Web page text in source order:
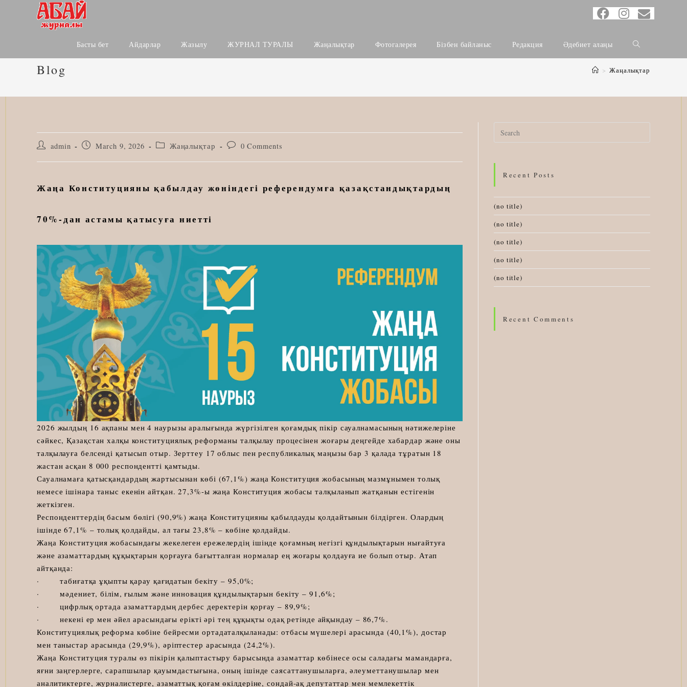
Басты бет
Айдарлар Жазылу ЖУРНАЛ ТУРАЛЫ Жаңалықтар Фотогалерея Бізбен байланыс Редакция Әдебиет алаңы
Blog > Жаңалықтар
Post admin
Post March 9, 2026
Post Жаңалықтар
Post 0 Comments
Жаңа Конституцияны қабылдау жөніндегі референдумға қазақстандықтардың
70%-дан астамы қатысуға ниетті
2026 жылдың 16 ақпаны мен 4 наурызы аралығында жүргізілген қоғамдық пікір сауалнамасының нәтижелеріне
сәйкес, Қазақстан халқы конституциялық реформаны талқылау процесінен жоғары деңгейде хабардар және оны
талқылауға белсенді қатысып отыр. Зерттеу 17 облыс пен республикалық маңызы бар 3 қалада тұратын 18
жастан асқан 8 000 респондентті қамтыды.
Сауалнамаға қатысқандардың жартысынан көбі (67,1%) жаңа Конституция жобасының мазмұнымен толық
немесе ішінара таныс екенін айтқан. 27,3%-ы жаңа Конституция жобасы талқыланып жатқанын естігенін
жеткізген.
Респонденттердің басым бөлігі (90,9%) жаңа Конституцияны қабылдауды қолдайтынын білдірген. Олардың
ішінде 67,1% – толық қолдайды, ал тағы 23,8% – көбіне қолдайды.
Жаңа Конституция жобасындағы жекелеген ережелердің ішінде қоғамның негізгі құндылықтарын нығайтуға
және азаматтардың құқықтарын қорғауға бағытталған нормалар ең жоғары қолдауға ие болып отыр. Атап
айтқанда:
· табиғатқа ұқыпты қарау қағидатын бекіту – 95,0%;
· мәдениет, білім, ғылым және инновация құндылықтарын бекіту – 91,6%;
· цифрлық ортада азаматтардың дербес деректерін қорғау – 89,9%;
· некені ер мен әйел арасындағы ерікті әрі тең құқықты одақ ретінде айқындау – 86,7%.
Конституциялық реформа көбіне бейресми ортадаталқыланады: отбасы мүшелері арасында (40,1%), достар
мен таныстар арасында (29,9%), әріптестер арасында (24,2%).
Жаңа Конституция туралы өз пікірін қалыптастыру барысында азаматтар көбінесе осы саладағы мамандарға,
яғни заңгерлерге, сарапшылар қауымдастығына, оның ішінде саясаттанушыларға, әлеуметтанушылар мен
аналитиктерге, журналистерге, азаматтық қоғам өкілдеріне, сондай-ақ депутаттар мен мемлекеттік
Recent Posts
(no title)
(no title)
(no title)
(no title)
(no title)
Recent Comments